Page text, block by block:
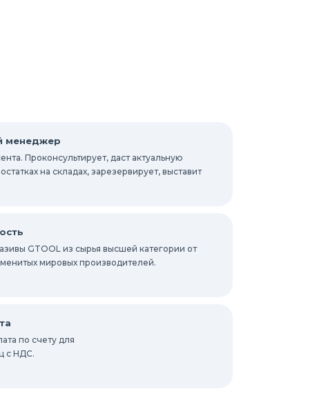
менеджер
Проконсультирует, даст актуальную
на складах, зарезервирует, выставит
GTOOL из сырья высшей категории от
мировых производителей.
по счету для
с НДС.